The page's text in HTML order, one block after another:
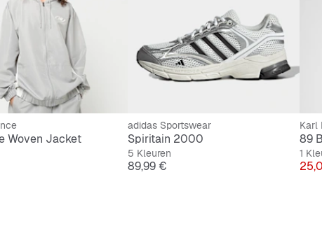
Woven Jacket
adidas Sportswear
Spiritain 2000
5 Kleuren
Prijs
89,99 €
Karl
89
1
Prijs